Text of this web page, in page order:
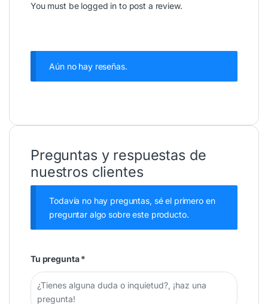
You must be logged in to post a review.
Aún no hay reseñas.
Preguntas y respuestas de
nuestros clientes
Todavía no hay preguntas, sé el primero en
preguntar algo sobre este producto.
Tu pregunta*